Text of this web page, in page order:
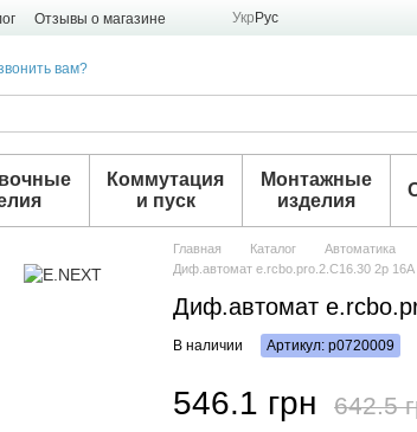
Отзывы о магазине Укр Рус
вам?
Коммутация
и пуск
Монтажные
изделия
Главная Каталог Автоматика
Диф.автомат e.rcbo.pro.2.C16.30 2р
Диф.автомат
В наличии Артикул: p0720009
546.1 грн 642.5